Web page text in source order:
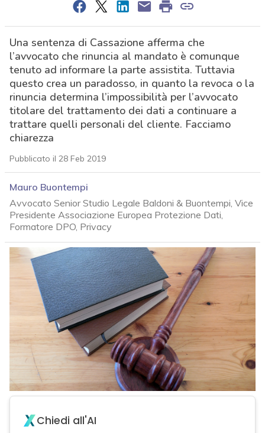
Una sentenza di Cassazione afferma che
l’avvocato che rinuncia al mandato è comunque
tenuto ad informare la parte assistita. Tuttavia
questo crea un paradosso, in quanto la revoca o la
rinuncia determina l’impossibilità per l’avvocato
titolare del trattamento dei dati a continuare a
trattare quelli personali del cliente. Facciamo
chiarezza
Pubblicato il 28 Feb 2019
Mauro Buontempi
Avvocato Senior Studio Legale Baldoni & Buontempi, Vice
Presidente Associazione Europea Protezione Dati,
Formatore DPO, Privacy
Chiedi all'AI